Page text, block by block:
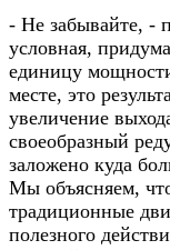
- Не забывайте, -
условная,
единицу
месте, это
увеличение
своеобразный
заложено куда
Мы объясняем,
традиционные
полезного